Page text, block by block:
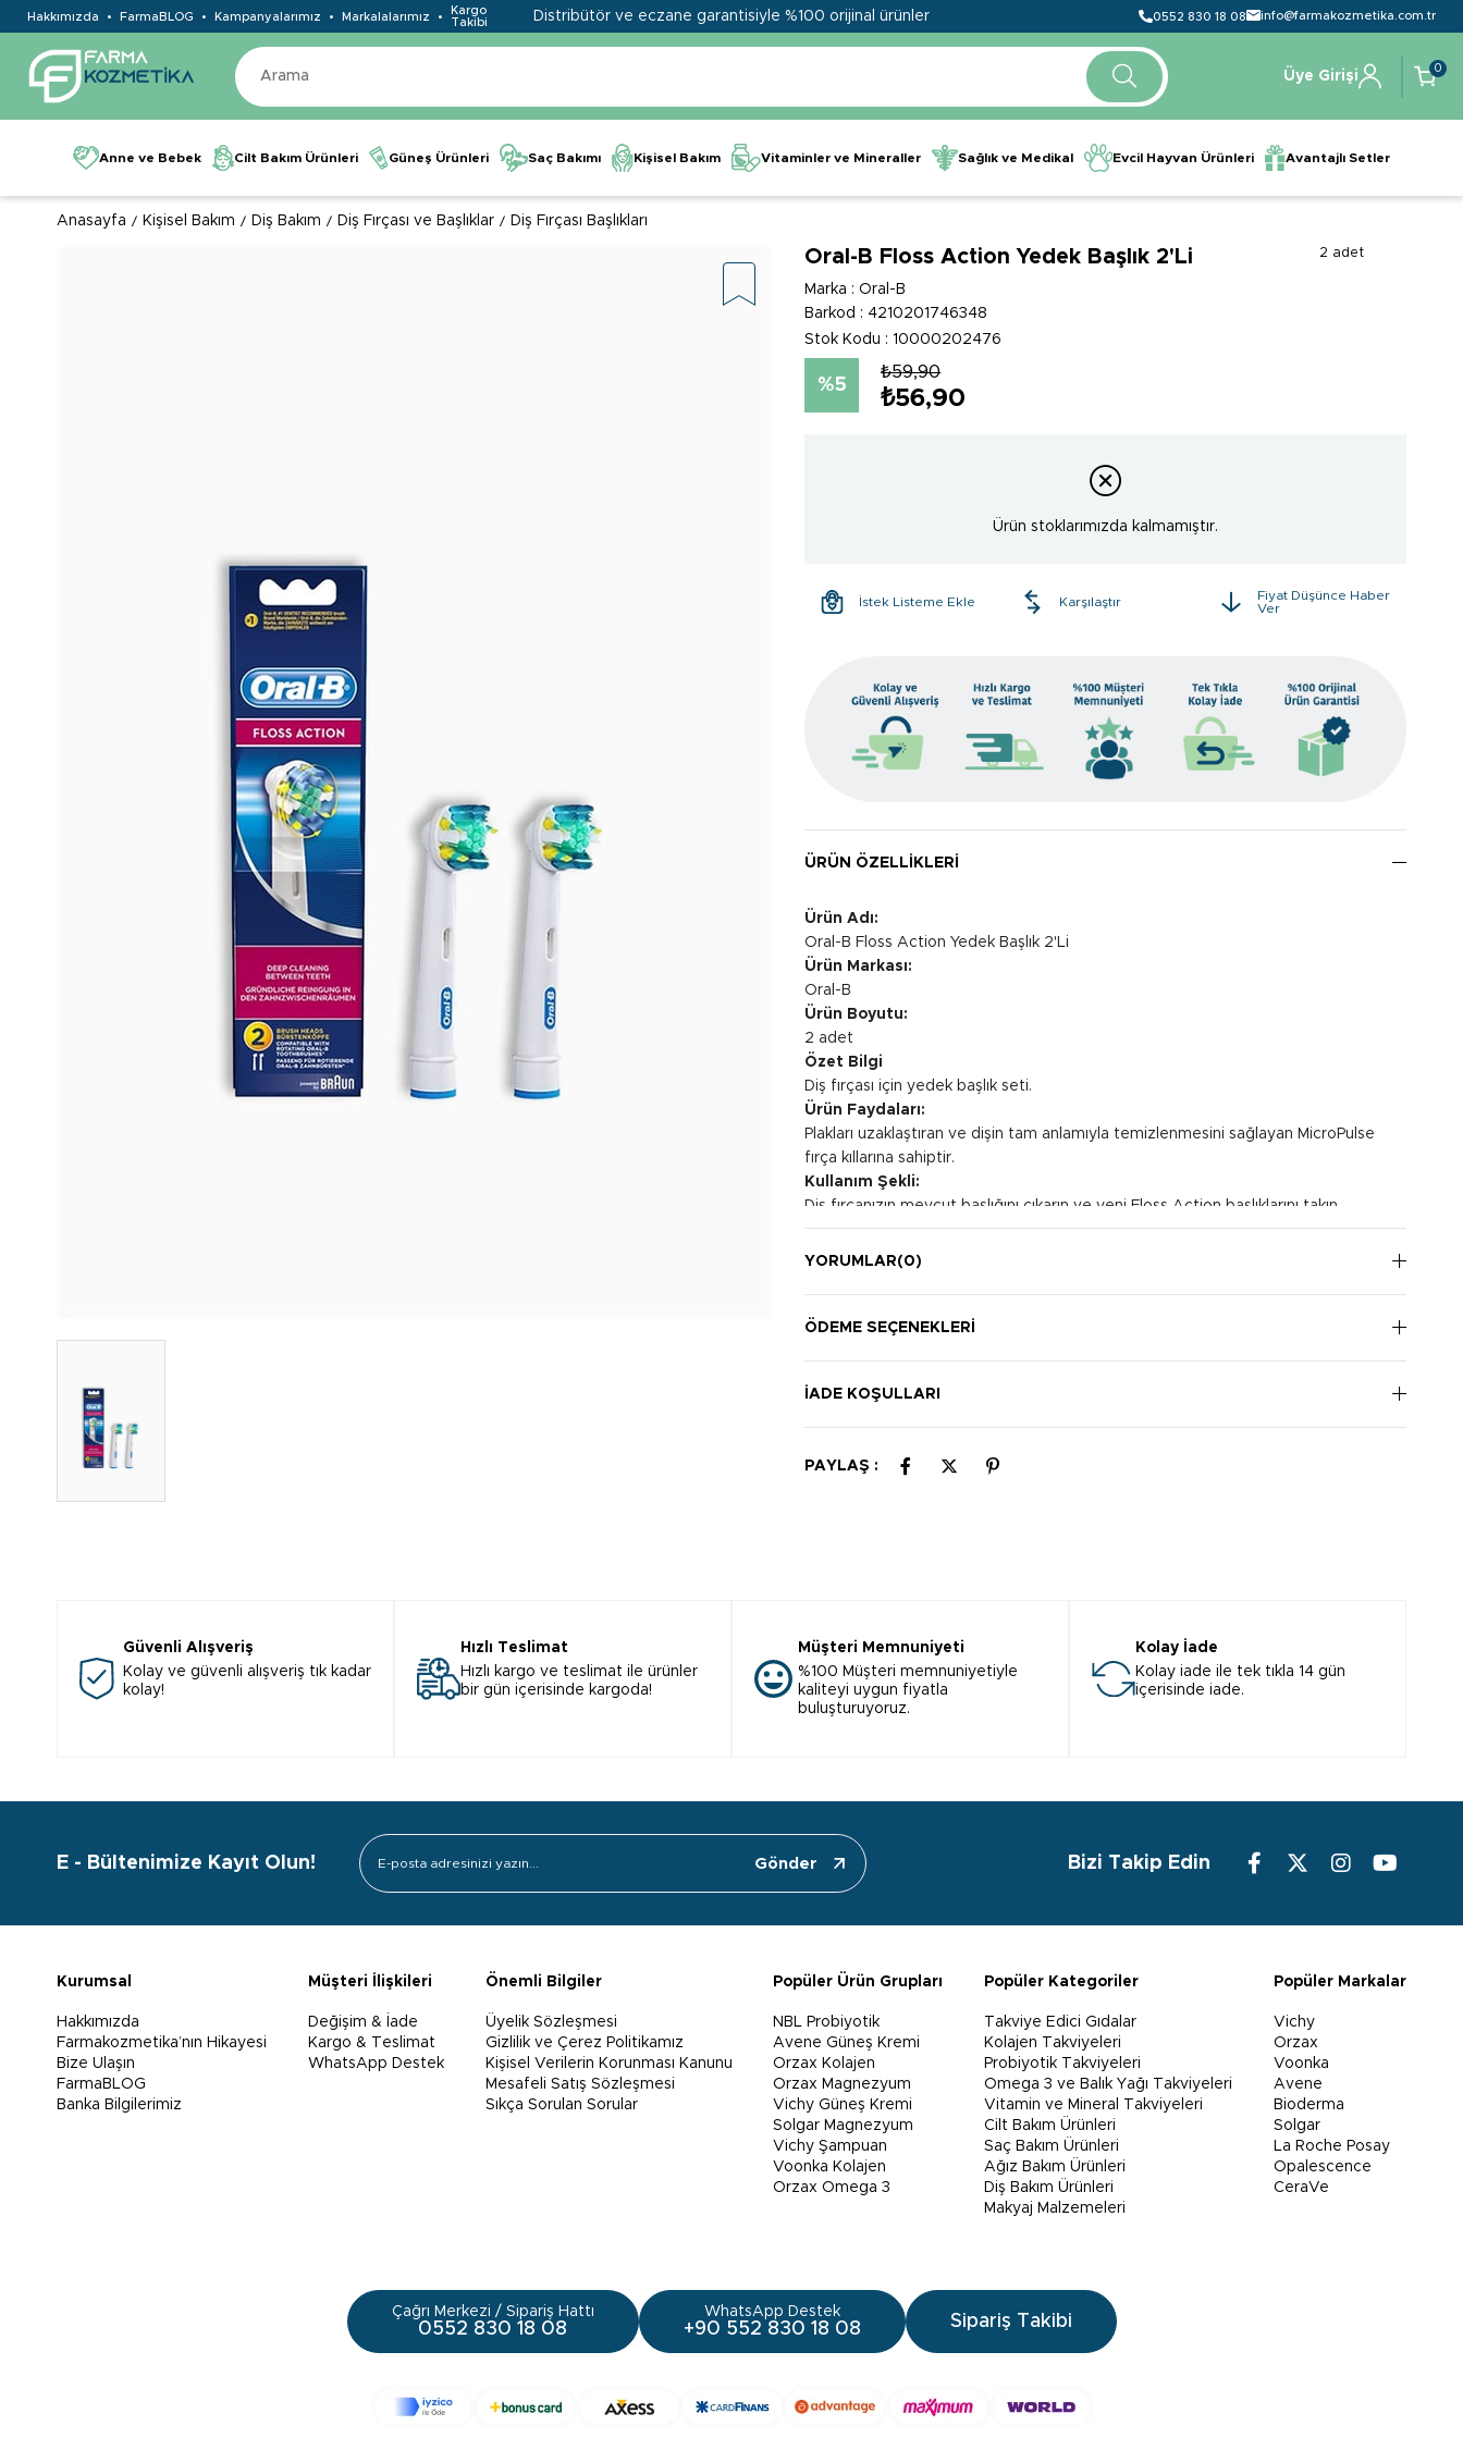
Hakkımızda FarmaBLOG Kampanyalarımız Markalalarımız
Kargo
Takibi
Distribütör ve eczane garantisiyle %100 orijinal ürünler 0552 830 18 08 info@farmakozmetika.com.tr
Üye Girişi
0
Anne ve Bebek Cilt Bakım Ürünleri Güneş Ürünleri Saç Bakımı Kişisel Bakım Vitaminler ve Mineraller Sağlık ve Medikal Evcil Hayvan Ürünleri Avantajlı Setler
Anasayfa Kişisel Bakım Diş Bakım Diş Fırçası ve Başlıklar Diş Fırçası Başlıkları
2 adet
Oral-B Floss Action Yedek Başlık 2'Li
Marka : Oral-B
Barkod : 4210201746348
Stok Kodu
10000202476
5
₺59,90
₺56,90
Ürün stoklarımızda kalmamıştır.
İstek Listeme Ekle Karşılaştır
Fiyat Düşünce Haber
Ver
ÜRÜN ÖZELLIKLERI
Ürün Adı:
Oral-B Floss Action Yedek Başlık 2'Li
Ürün Markası:
Oral-B
Ürün Boyutu:
2 adet
Özet Bilgi
Diş fırçası için yedek başlık seti.
Ürün Faydaları:
Plakları uzaklaştıran ve dişin tam anlamıyla temizlenmesini sağlayan MicroPulse
fırça kıllarına sahiptir.
Kullanım Şekli:
Diş fırçanızın mevcut başlığını çıkarın ve yeni Floss Action başlıklarını takın.
Günde en az iki kez diş fırçalama işlemi için kullanılabilir.
YORUMLAR(0)
ÖDEME SEÇENEKLERI
İADE KOŞULLARI
PAYLAŞ :
Güvenli Alışveriş
Kolay ve güvenli alışveriş tık kadar
kolay!
Hızlı Teslimat
Hızlı kargo ve teslimat ile ürünler
bir gün içerisinde kargoda!
Müşteri Memnuniyeti
%100 Müşteri memnuniyetiyle
kaliteyi uygun fiyatla
buluşturuyoruz.
Kolay İade
Kolay iade ile tek tıkla 14 gün
içerisinde iade.
E - Bültenimize Kayıt Olun! Gönder Bizi Takip Edin
Kurumsal
Hakkımızda
Farmakozmetika’nın Hikayesi
Bize Ulaşın
FarmaBLOG
Banka Bilgilerimiz
Müşteri İlişkileri
Değişim & İade
Kargo & Teslimat
WhatsApp Destek
Önemli Bilgiler
Üyelik Sözleşmesi
Gizlilik ve Çerez Politikamız
Kişisel Verilerin Korunması Kanunu
Mesafeli Satış Sözleşmesi
Sıkça Sorulan Sorular
Popüler Ürün Grupları
NBL Probiyotik
Avene Güneş Kremi
Orzax Kolajen
Orzax Magnezyum
Vichy Güneş Kremi
Solgar Magnezyum
Vichy Şampuan
Voonka Kolajen
Orzax Omega 3
Popüler Kategoriler
Takviye Edici Gıdalar
Kolajen Takviyeleri
Probiyotik Takviyeleri
Omega 3 ve Balık Yağı Takviyeleri
Vitamin ve Mineral Takviyeleri
Cilt Bakım Ürünleri
Saç Bakım Ürünleri
Ağız Bakım Ürünleri
Diş Bakım Ürünleri
Makyaj Malzemeleri
Popüler Markalar
Vichy
Orzax
Voonka
Avene
Bioderma
Solgar
La Roche Posay
Opalescence
CeraVe
Çağrı Merkezi / Sipariş Hattı
0552 830 18 08
WhatsApp Destek
+90 552 830 18 08 Sipariş Takibi